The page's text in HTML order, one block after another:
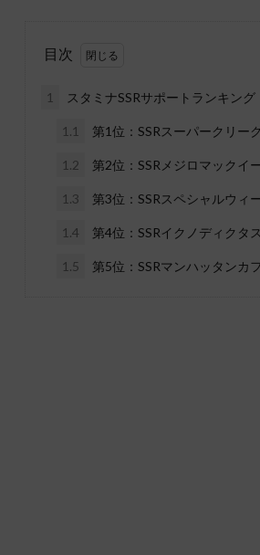
目次
1 スタミナSSRサポートランキング
1.1 第1位：SSRスーパークリーク
1.2 第2位：SSRメジロマックイ
1.3 第3位：SSRスペシャルウィ
1.4 第4位：SSRイクノディクタス
1.5 第5位：SSRマンハッタンカ